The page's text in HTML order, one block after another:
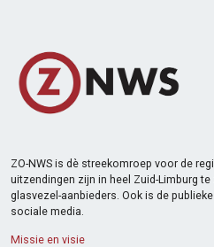
ZO-NWS is dè streekomroep voor de
uitzendingen zijn in heel Zuid-Limburg
glasvezel-aanbieders. Ook is de
sociale media.
Missie en visie